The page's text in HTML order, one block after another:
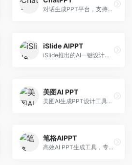
对话生成PPT平台，支持自然语言交互创作。面向职场人士和教育工作者，通过对话方式完成PPT制作，交互体验友好，创作过程直观。
iSlide AIPPT
iSlide推出的AI一键设计精美PPT工具。面向PPT设计用户，提供模板库、内容生成、设计优化等服务，与iSlide插件深度整合。
美图AI PPT
美图AI生成PPT设计工具，整合图像处理能力。面向设计师和职场人士，提供PPT生成、图片美化、设计优化等服务，视觉设计美观。
笔格AIPPT
高效AI PPT生成工具，专注于演示文稿智能创作。面向职场人士，支持主题输入、内容生成、设计美化等功能，PPT制作效率高。